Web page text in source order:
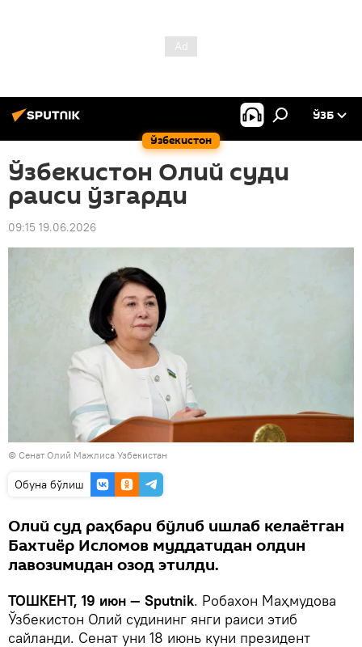
Ўзбекистон
ЎЗБ
Ўзбекистон Олий суди
раиси ўзгарди
09:15 19.06.2026
© Сенат Олий Мажлиса Узбекистан
Oбуна бўлиш
Олий суд раҳбари бўлиб ишлаб келаётган
Бахтиёр Исломов муддатидан олдин
лавозимидан озод этилди.
ТОШКЕНТ, 19 июн — Sputnik. Робахон Маҳмудова
Ўзбекистон Олий судининг янги раиси этиб
сайланди. Сенат уни 18 июнь куни президент